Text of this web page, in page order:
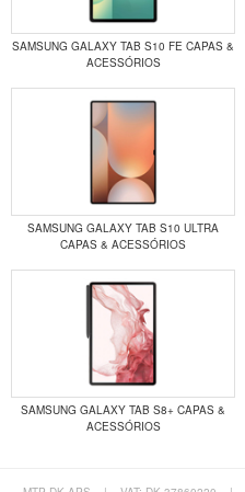
SAMSUNG GALAXY TAB S10 FE CAPAS &
ACESSÓRIOS
SAMSUNG GALAXY TAB S10 ULTRA
CAPAS & ACESSÓRIOS
SAMSUNG GALAXY TAB S8+ CAPAS &
ACESSÓRIOS